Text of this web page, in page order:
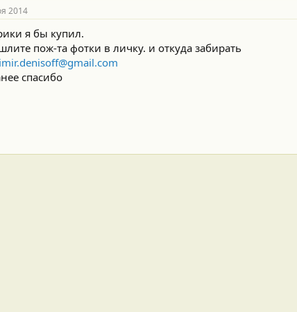
2014
я бы купил.
пож-та фотки в личку. и откуда забирать
спасибо
почта